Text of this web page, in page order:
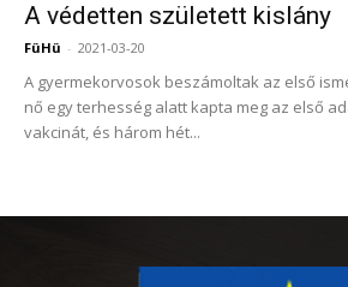
A védetten született kislány
FüHü - 2021-03-20
A gyermekorvosok beszámoltak az első
nő egy terhesség alatt kapta meg az első
vakcinát, és három hét...